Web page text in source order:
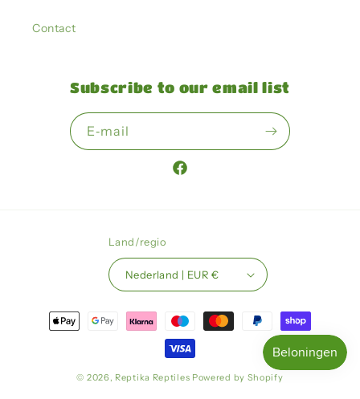
Contact
Subscribe to our email list
E‑mail
Facebook
Land/regio
Nederland | EUR €
Betaalmethoden
© 2026, Reptika Reptiles Powered by Shopify